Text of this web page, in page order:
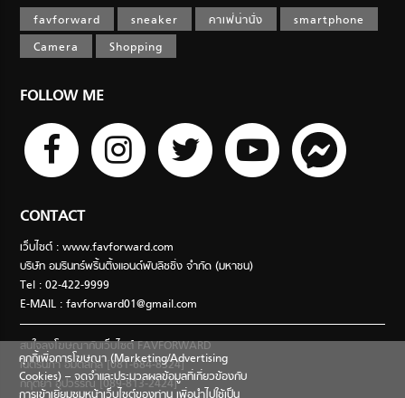
favforward sneaker คาเฟ่น่านั่ง
smartphone
Camera
Shopping
FOLLOW ME
CONTACT
เว็บไซต์ : www.favforward.com
บริษัท อมรินทร์พริ้นติ้งแอนด์พับลิชชิ่ง จำกัด (มหาชน)
Tel : 02-422-9999
E-MAIL :favforward01@gmail.com
สนใจลงโฆษณากับเว็บไซต์ FAVFORWARD
เนตรนภา อมตสกุล [081-684-8324]
กฤตยา อุปวรรณ [089-813-2424]
คุกกี้เพื่อการโฆษณา (Marketing/Advertising
Cookies) – จดจำและประมวลผลข้อมูลที่เกี่ยวข้องกับ